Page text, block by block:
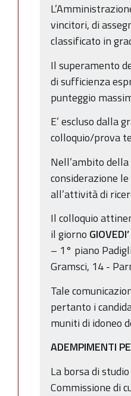
vincitori, di
classificato in
Il superamento
di sufficienza
punteggio
E’ escluso dalla
colloquio/prova
Nell’ambito
considerazione
all’attività di
Il colloquio
il giorno
– 1° piano
Gramsci, 14 -
Tale
pertanto i
muniti di idoneo
ADEMPIMENTI
La borsa di
Commissione di